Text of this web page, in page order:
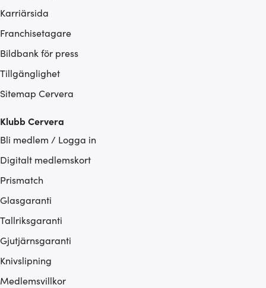
Karriärsida
Franchisetagare
Bildbank för press
Tillgänglighet
Sitemap Cervera
Klubb Cervera
Bli medlem / Logga in
Digitalt medlemskort
Prismatch
Glasgaranti
Tallriksgaranti
Gjutjärnsgaranti
Knivslipning
Medlemsvillkor